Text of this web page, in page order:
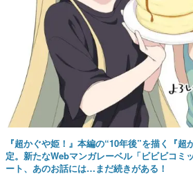
『超かぐや姫！』本編の“10年後”を描く『
定。新たなWebマンガレーベル「ビビビコミ
ート、あのお話には…まだ続きがある！